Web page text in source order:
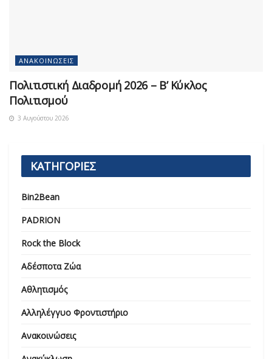
ΑΝΑΚΟΙΝΏΣΕΙΣ
Πολιτιστική Διαδρομή 2026 – Β’ Κύκλος
Πολιτισμού
3 Αυγούστου 2026
ΚΑΤΗΓΟΡΙΕΣ
Bin2Bean
PADRION
Rock the Block
Αδέσποτα Ζώα
Αθλητισμός
Αλληλέγγυο Φροντιστήριο
Ανακοινώσεις